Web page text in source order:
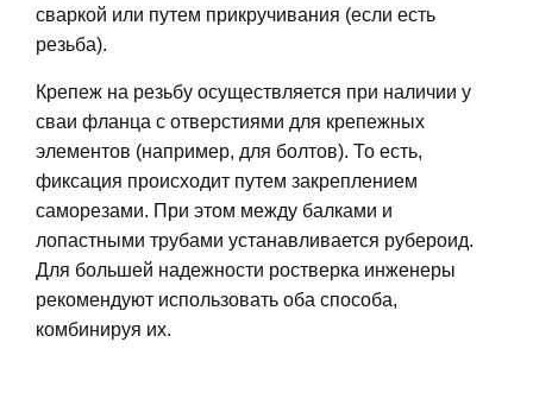
сваркой или путем прикручивания (если есть
резьба).
Крепеж на резьбу осуществляется при наличии у
сваи фланца с отверстиями для крепежных
элементов (например, для болтов). То есть,
фиксация происходит путем закреплением
саморезами. При этом между балками и
лопастными трубами устанавливается рубероид.
Для большей надежности ростверка инженеры
рекомендуют использовать оба способа,
комбинируя их.